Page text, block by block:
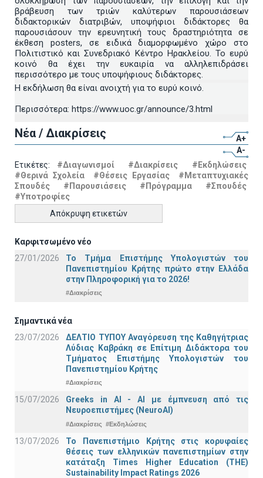
βράβευση των τριών καλύτερων παρουσιάσεων
διδακτορικών διατριβών, υποψήφιοι διδάκτορες θα
παρουσιάσουν την ερευνητική τους δραστηριότητα σε
έκθεση posters, σε ειδικά διαμορφωμένο χώρο στο
Πολιτιστικό και Συνεδριακό Κέντρο Ηρακλείου. Το ευρύ
κοινό θα έχει την ευκαιρία να αλληλεπιδράσει
περισσότερο με τους υποψήφιους διδάκτορες.
Η εκδήλωση θα είναι ανοιχτή για το ευρύ κοινό.
Περισσότερα: https://www.uoc.gr/announce/3.html
Νέα / Διακρίσεις
A+
A-
Ετικέτες: #Διαγωνισμοί #Διακρίσεις
#Εκδηλώσεις
#Θερινά Σχολεία
#Θέσεις Εργασίας
#Μεταπτυχιακές
Σπουδές
#Παρουσιάσεις #Πρόγραμμα
#Σπουδές
#Υποτροφίες
Απόκρυψη ετικετών
Καρφιτσωμένο νέο
27/01/2026
Το Τμήμα Επιστήμης Υπολογιστών του
Πανεπιστημίου Κρήτης πρώτο στην Ελλάδα
στην Πληροφορική για το 2026!
#Διακρίσεις
Σημαντικά νέα
23/07/2026
ΔΕΛΤΙΟ ΤΥΠΟΥ Αναγόρευση της Καθηγήτριας
Λύδιας Καβράκη σε Επίτιμη Διδάκτορα του
Τμήματος Επιστήμης Υπολογιστών του
Πανεπιστημίου Κρήτης
#Διακρίσεις
15/07/2026
Greeks in AI - ΑΙ με έμπνευση από τις
Νευροεπιστήμες (NeuroAI)
#Διακρίσεις #Εκδηλώσεις
13/07/2026
Το Πανεπιστήμιο Κρήτης στις κορυφαίες
θέσεις των ελληνικών πανεπιστημίων στην
κατάταξη Times Higher Education (ΤΗΕ)
Sustainability Impact Ratings 2026